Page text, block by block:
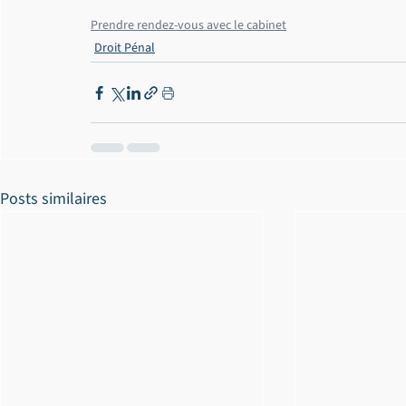
Prendre rendez-vous avec le cabinet
Droit Pénal
Posts similaires